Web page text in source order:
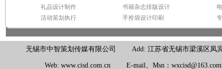
礼品设计制作
活动策划执行
书籍杂志排版设计
手拎袋设计印刷
无锡市中智策划传媒有限公司 Add: 江苏省无锡市梁溪区凤
Web: www.cisd.com.cn E-mail、Msn：